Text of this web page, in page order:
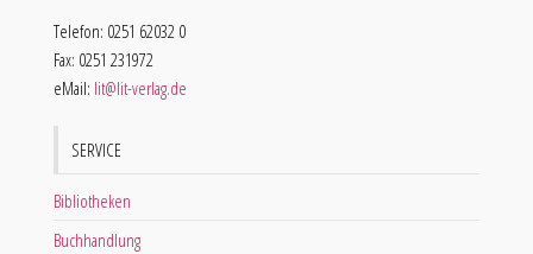
Telefon: 0251 62032 0
Fax: 0251 231972
eMail: lit@lit-verlag.de
SERVICE
Bibliotheken
Buchhandlung